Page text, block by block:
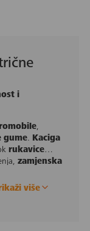
i
,
gume. Kaciga
rukavice
zamjenska
više